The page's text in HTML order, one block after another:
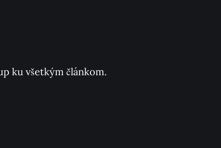
ku všetkým článkom.